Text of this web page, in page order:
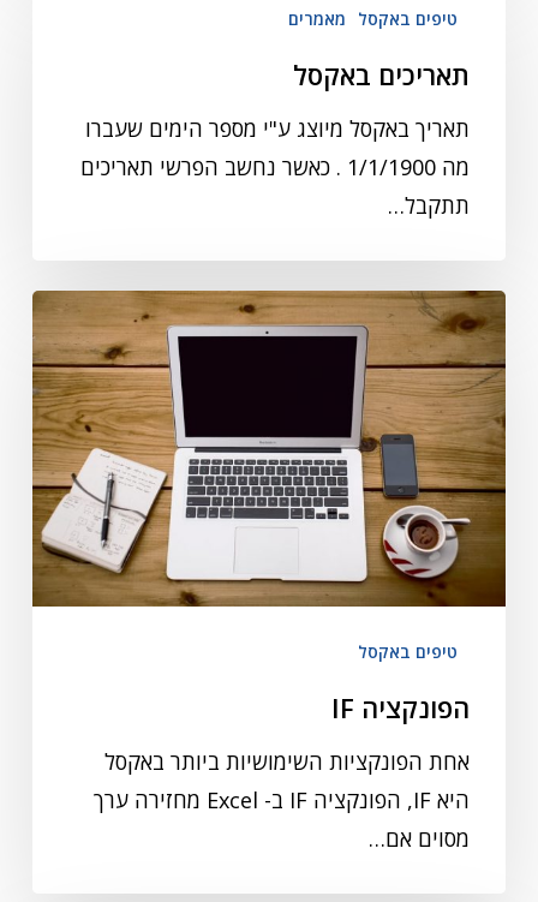
טיפים באקסל מאמרים
תאריכים באקסל
תאריך באקסל מיוצג ע"י מספר הימים שעברו
מה 1/1/1900 . כאשר נחשב הפרשי תאריכים
תתקבל…
טיפים באקסל
הפונקציה IF
אחת הפונקציות השימושיות ביותר באקסל
היא IF, הפונקציה IF ב- Excel מחזירה ערך
מסוים אם…